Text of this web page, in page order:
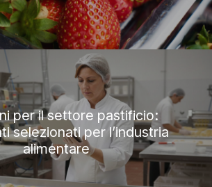
per il settore pastificio:
selezionati per l’industria
alimentare